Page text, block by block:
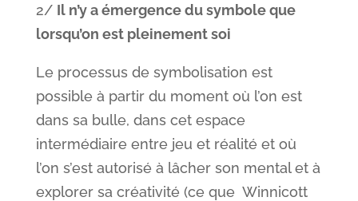
2/ Il n’y a émergence du symbole que
lorsqu’on est pleinement soi
Le processus de symbolisation est
possible à partir du moment où l’on est
dans sa bulle, dans cet espace
intermédiaire entre jeu et réalité et où
l’on s’est autorisé à lâcher son mental et à
explorer sa créativité (ce que Winnicott